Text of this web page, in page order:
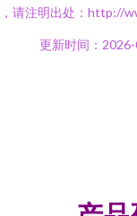
请注明出处：http://
更新时间：